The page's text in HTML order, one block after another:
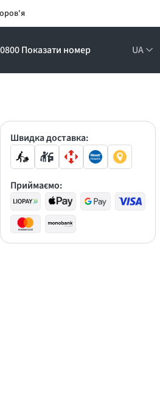
0800 Показати номер UA
Знижки до -30%
Швидка доставка:
Приймаємо: